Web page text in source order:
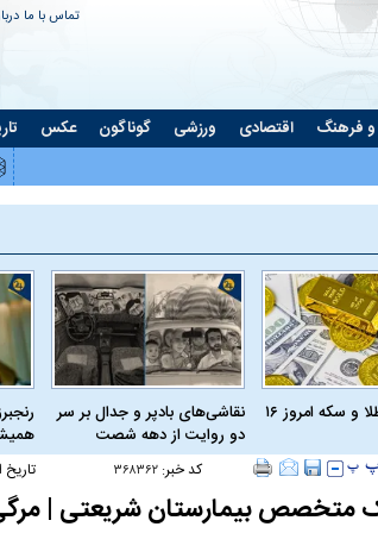
تماس با ما
و فرهنگ اقتصادی ورزشی گوناگون عکس
قیمت دلار، طلا و سکه امروز ۱۶
نقاشی‌های بادپر و جدال بر سر
دو روایت از دهه شصت
کد خبر: ۳۶۸۳۶۲ تاریخ
متخصص بیمارستان شریعتی |